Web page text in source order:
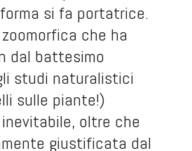
si fa portatrice.
che ha
dal battesimo
studi naturalistici
sulle piante!)
oltre che
giustificata dal